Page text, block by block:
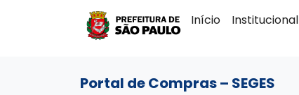
Início Institucional
Portal de Compras – SEGES